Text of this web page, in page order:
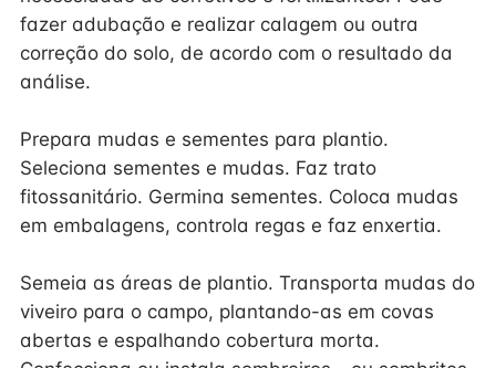
fazer adubação e realizar calagem ou outra
correção do solo, de acordo com o resultado da
análise.
Prepara mudas e sementes para plantio.
Seleciona sementes e mudas. Faz trato
fitossanitário. Germina sementes. Coloca mudas
em embalagens, controla regas e faz enxertia.
Semeia as áreas de plantio. Transporta mudas do
viveiro para o campo, plantando-as em covas
abertas e espalhando cobertura morta.